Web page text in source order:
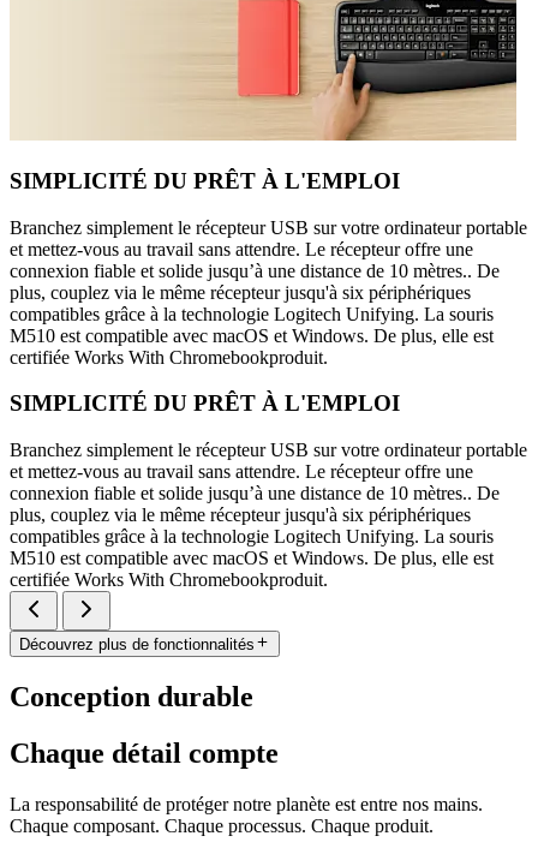
SIMPLICITÉ DU PRÊT À L'EMPLOI
Branchez simplement le récepteur USB sur votre ordinateur portable
et mettez-vous au travail sans attendre. Le récepteur offre une
connexion fiable et solide jusqu’à une distance de 10 mètres.. De
plus, couplez via le même récepteur jusqu'à six périphériques
compatibles grâce à la technologie Logitech Unifying. La souris
M510 est compatible avec macOS et Windows. De plus, elle est
certifiée Works With Chromebookproduit.
SIMPLICITÉ DU PRÊT À L'EMPLOI
Branchez simplement le récepteur USB sur votre ordinateur portable
et mettez-vous au travail sans attendre. Le récepteur offre une
connexion fiable et solide jusqu’à une distance de 10 mètres.. De
plus, couplez via le même récepteur jusqu'à six périphériques
compatibles grâce à la technologie Logitech Unifying. La souris
M510 est compatible avec macOS et Windows. De plus, elle est
certifiée Works With Chromebookproduit.
Découvrez plus de fonctionnalités
Conception durable
Chaque détail compte
La responsabilité de protéger notre planète est entre nos mains.
Chaque composant. Chaque processus. Chaque produit.